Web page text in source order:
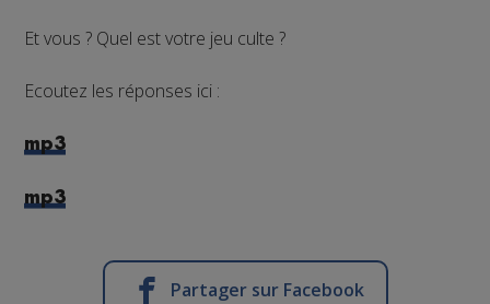
Et vous ? Quel est votre jeu culte ?
Ecoutez les réponses ici :
mp3
mp3
Partager sur Facebook